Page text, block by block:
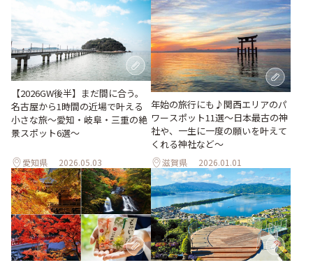
【2026GW後半】まだ間に合う。
名古屋から1時間の近場で叶える
小さな旅～愛知・岐阜・三重の絶
景スポット6選～
愛知県 2026.05.03
年始の旅行にも♪関西エリアのパ
ワースポット11選～日本最古の神
社や、一生に一度の願いを叶えて
くれる神社など～
滋賀県 2026.01.01